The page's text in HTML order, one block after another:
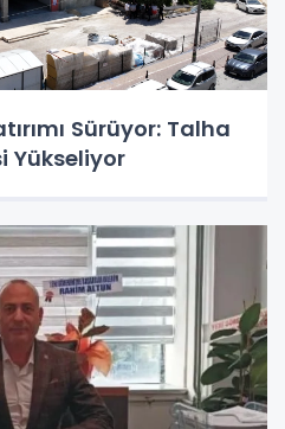
Sürüyor: Talha
Yükseliyor